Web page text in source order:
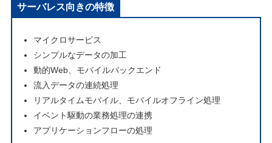
サーバレス向きの特徴
マイクロサービス
シンプルなデータの加工
動的Web、モバイルバックエンド
流入データの連続処理
リアルタイムモバイル、モバイルオフライン処理
イベント駆動の業務処理の連携
アプリケーションフローの処理